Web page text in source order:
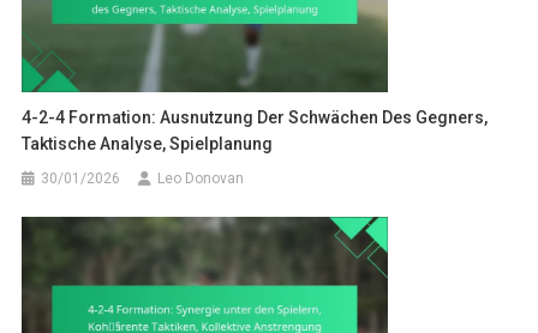
4-2-4 Formation: Ausnutzung Der Schwächen Des Gegners,
Taktische Analyse, Spielplanung
30/01/2026 Leo Donovan